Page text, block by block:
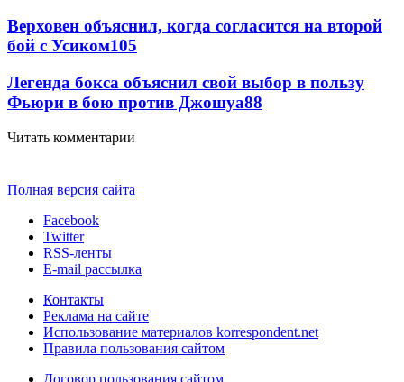
Верховен объяснил, когда согласится на второй
бой с Усиком105
Легенда бокса объяснил свой выбор в пользу
Фьюри в бою против Джошуа88
Читать комментарии
Полная версия сайта
Facebook
Twitter
RSS-ленты
E-mail рассылка
Контакты
Реклама на сайте
Использование материалов korrespondent.net
Правила пользования сайтом
Договор пользования сайтом